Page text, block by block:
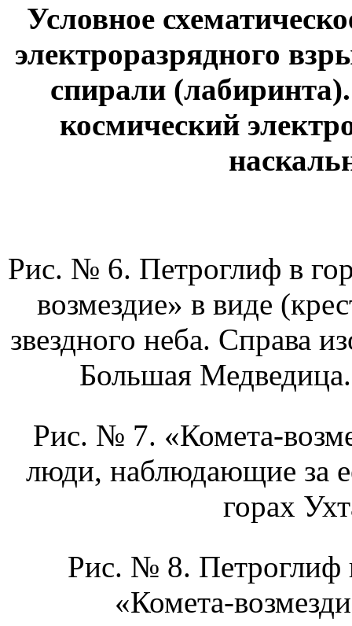
Условное
электроразрядного
спирали
космический
Рис. № 6. Петроглиф в
возмездие» в виде
звездного неба. Справа
Большая
Рис. № 7. «Комета-
люди, наблюдающие за
горах
Рис. № 8. Петроглиф
«Комета-